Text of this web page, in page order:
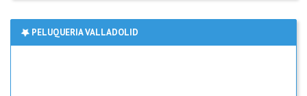
PELUQUERIA VALLADOLID